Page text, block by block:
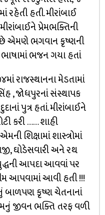
રહેતી હતી. મીરાંબાઈ
પ્રેમભક્તિની
છે એમણે ભગવાન કૃષ્ણની
ભજન ગયા હતાં
રાજસ્થાનના મેડતામાં
, જોધપુરનાં સંસ્થાપક
પુત્ર હતાં. મીરાંબાઈને
કરી …… શાહી
શિક્ષામાં શાસ્ત્રોમાં
ઘોડેસવારી અને રથ
આપદા આવવાં પર
આપવામાં આવી હતી !!!
બાળપણ કૃષ્ણ ચેતનાનાં
જીવન ભક્તિ તરફ વળી